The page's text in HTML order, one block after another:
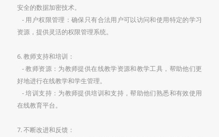
安全的数据加密技术。
- 用户权限管理：确保只有合法用户可以访问和使用特定的学习
资源，提供灵活的权限管理系统。
6. 教师支持和培训：
- 教师资源：为教师提供在线教学资源和教学工具，帮助他们更
好地进行在线教学和学生管理。
- 培训支持：为教师提供培训和支持，帮助他们熟悉和有效使用
在线教育平台。
7. 不断改进和反馈：